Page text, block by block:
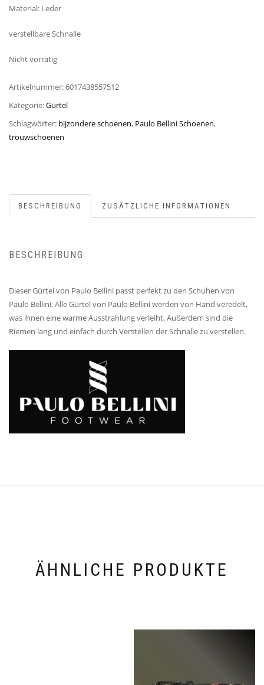
Material: Leder
verstellbare Schnalle
Nicht vorrätig
Artikelnummer:6017438557512
Kategorie:Gürtel
Schlagwörter: bijzondere schoenen, Paulo Bellini Schoenen,
trouwschoenen
BESCHREIBUNG ZUSÄTZLICHE INFORMATIONEN
BESCHREIBUNG
Dieser Gürtel von Paulo Bellini passt perfekt zu den Schuhen von
Paulo Bellini. Alle Gürtel von Paulo Bellini werden von Hand veredelt,
was ihnen eine warme Ausstrahlung verleiht. Außerdem sind die
Riemen lang und einfach durch Verstellen der Schnalle zu verstellen.
ÄHNLICHE PRODUKTE